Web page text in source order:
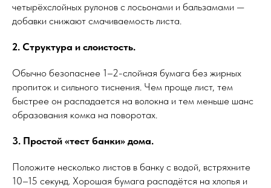
четырёхслойных рулонов с лосьонами и бальзамами —
добавки снижают смачиваемость листа.
2. Структура и слоистость.
Обычно безопаснее 1–2-слойная бумага без жирных
пропиток и сильного тиснения. Чем проще лист, тем
быстрее он распадаетcя на волокна и тем меньше шанс
образования комка на поворотах.
3. Простой «тест банки» дома.
Положите несколько листов в банку с водой, встряхните
10–15 секунд. Хорошая бумага распадётся на хлопья и